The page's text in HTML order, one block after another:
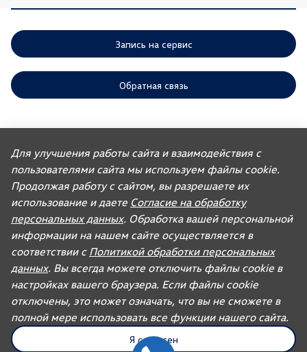
Запись на сервис
Обратная связь
предусмотренных законодательством РФ, по удовлетворению
требований покупателей автомобилей, ранее изготовленных или
импортированных ООО «ФОЛЬКСВАГЕН Груп Рус». Учитывая это, ООО
«АГР» не несет ответственности за качество автомобилей,
импортированных с других рынков третьими лицами, а также за их
соответствие установленным в Российской Федерации обязательным
требованиям и не обязано по законодательству РФ удовлетворять
требования, связанные с недостатками качества таких автомобилей.
При покупке автомобиля рекомендуем требовать от продавца
документ, в котором должна содержаться информация об импортере
данного автомобиля.
Для автомобилей бренда дилерское предприятие осуществляет
продажу запасных частей и организацию послепродажного
обслуживания.
© 2026, AGR Automotive Group. UDP Auto
Для улучшения работы сайта и взаимодействия с
пользователями сайта мы используем файлы cookie.
Продолжая работу с сайтом, вы разрешаете их
использование и даете Согласие на обработку
персональных данных. Обработка вашей персональной
информации на нашем сайте осуществляется в
соответствии с Политикой обработки персональных
данных. Вы всегда можете отключить файлы cookie в
настройках вашего браузера. Если файлы cookie
отключены, это может означать, что вы не сможете в
полной мере использовать все функции нашего сайта.
Я согласен